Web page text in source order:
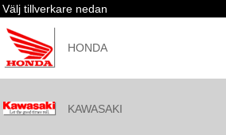
Välj tillverkare nedan
HONDA
KAWASAKI